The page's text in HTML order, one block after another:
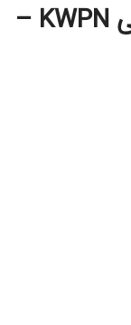
🐎 اسب دوسَر وارداتی پرشی KWPN –